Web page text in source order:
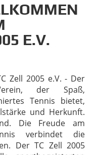
E.V.
Zell 2005 e.V. - Der
der
Spaß,
Tennis bietet,
und Herkunft.
Die Freude
am
verbindet
die
Der TC Zell 2005